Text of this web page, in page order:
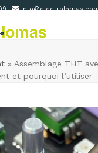
» Assemblage THT
et pourquoi l’utiliser